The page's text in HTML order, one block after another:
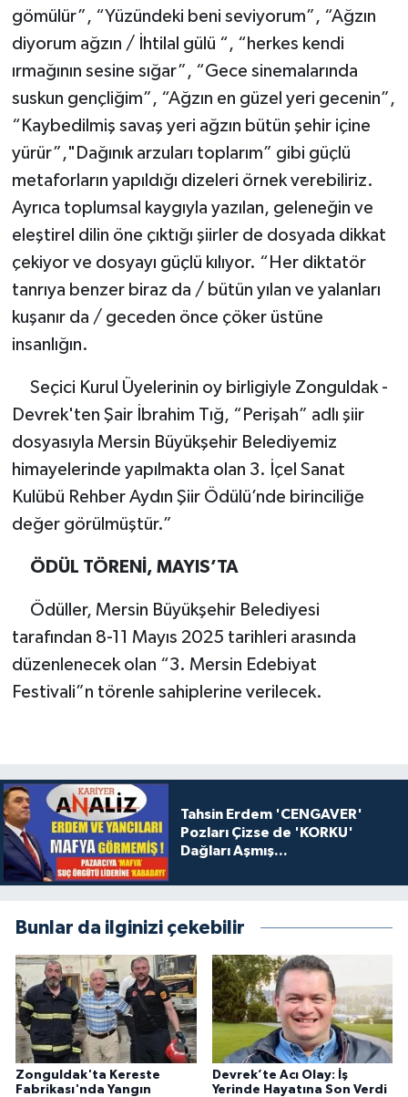
gömülür”, “Yüzündeki beni seviyorum”, “Ağzın
diyorum ağzın / İhtilal gülü “, “herkes kendi
ırmağının sesine sığar”, “Gece sinemalarında
suskun gençliğim”, “Ağzın en güzel yeri gecenin”,
“Kaybedilmiş savaş yeri ağzın bütün şehir içine
yürür”,"Dağınık arzuları toplarım” gibi güçlü
metaforların yapıldığı dizeleri örnek verebiliriz.
Ayrıca toplumsal kaygıyla yazılan, geleneğin ve
eleştirel dilin öne çıktığı şiirler de dosyada dikkat
çekiyor ve dosyayı güçlü kılıyor. “Her diktatör
tanrıya benzer biraz da / bütün yılan ve yalanları
kuşanır da / geceden önce çöker üstüne
insanlığın.
Seçici Kurul Üyelerinin oy birligiyle Zonguldak -
Devrek'ten Şair İbrahim Tığ, “Perişah” adlı şiir
dosyasıyla Mersin Büyükşehir Belediyemiz
himayelerinde yapılmakta olan 3. İçel Sanat
Kulübü Rehber Aydın Şiir Ödülü’nde birinciliğe
değer görülmüştür.”
ÖDÜL TÖRENİ, MAYIS’TA
Ödüller, Mersin Büyükşehir Belediyesi
tarafından 8-11 Mayıs 2025 tarihleri arasında
düzenlenecek olan “3. Mersin Edebiyat
Festivali”n törenle sahiplerine verilecek.
Tahsin Erdem 'CENGAVER'
Pozları Çizse de 'KORKU'
Dağları Aşmış...
Bunlar da ilginizi çekebilir
Zonguldak'ta Kereste
Fabrikası'nda Yangın
Devrek’te Acı Olay: İş
Yerinde Hayatına Son Verdi